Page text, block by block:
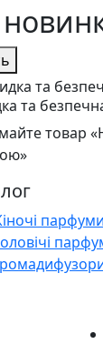
та
товар
парфуми